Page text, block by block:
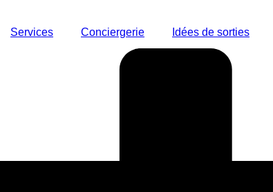
Services Conciergerie Idées de sorties